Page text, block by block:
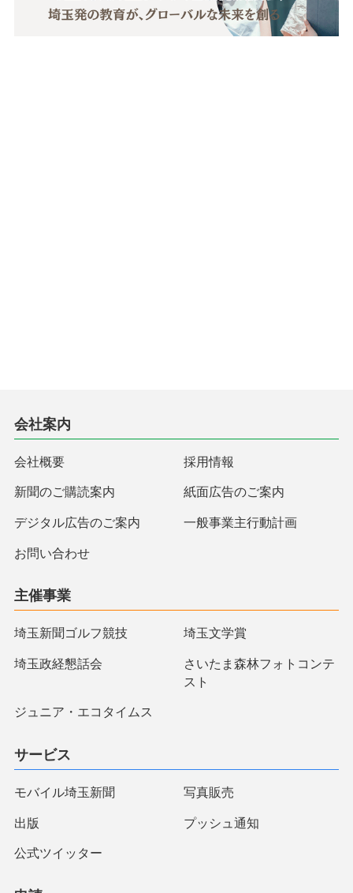
会社案内
会社概要 採用情報
新聞のご購読案内 紙面広告のご案内
デジタル広告のご案内 一般事業主行動計画
お問い合わせ
主催事業
埼玉新聞ゴルフ競技 埼玉文学賞
埼玉政経懇話会
さいたま森林フォトコンテ
スト
ジュニア・エコタイムス
サービス
モバイル埼玉新聞 写真販売
出版 プッシュ通知
公式ツイッター